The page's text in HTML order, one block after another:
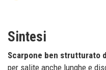
Sintesi
Scarpone ben strutturato
per salite anche lunghe e